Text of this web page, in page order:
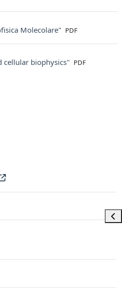
Molecolare" File
PDF
cellular biophysics" File
PDF